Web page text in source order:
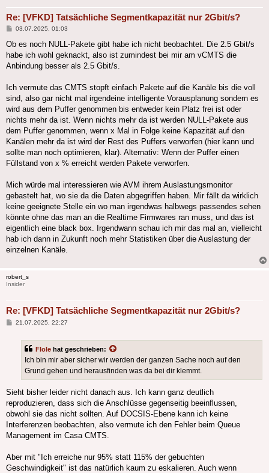
Re: [VFKD] Tatsächliche Segmentkapazität nur 2Gbit/s?
Beitrag
03.07.2025, 01:03
Ob es noch NULL-Pakete gibt habe ich nicht beobachtet. Die 2.5 Gbit/s
habe ich wohl geknackt, also ist zumindest bei mir am vCMTS die
Anbindung besser als 2.5 Gbit/s.
Ich vermute das CMTS stopft einfach Pakete auf die Kanäle bis die voll
sind, also gar nicht mal irgendeine intelligente Vorausplanung sondern es
wird aus dem Puffer genommen bis entweder kein Platz frei ist oder
nichts mehr da ist. Wenn nichts mehr da ist werden NULL-Pakete aus
dem Puffer genommen, wenn x Mal in Folge keine Kapazität auf den
Kanälen mehr da ist wird der Rest des Puffers verworfen (hier kann und
sollte man noch optimieren, klar). Alternativ: Wenn der Puffer einen
Füllstand von x % erreicht werden Pakete verworfen.
Mich würde mal interessieren wie AVM ihrem Auslastungsmonitor
gebastelt hat, wo sie da die Daten abgegriffen haben. Mir fällt da wirklich
keine geeignete Stelle ein wo man irgendwas halbwegs passendes sehen
könnte ohne das man an die Realtime Firmwares ran muss, und das ist
eigentlich eine black box. Irgendwann schau ich mir das mal an, vielleicht
hab ich dann in Zukunft noch mehr Statistiken über die Auslastung der
einzelnen Kanäle.
robert_s
Insider
Re: [VFKD] Tatsächliche Segmentkapazität nur 2Gbit/s?
Beitrag
21.07.2025, 22:27
Flole hat geschrieben:
Ich bin mir aber sicher wir werden der ganzen Sache noch auf den
Grund gehen und herausfinden was da bei dir klemmt.
Sieht bisher leider nicht danach aus. Ich kann ganz deutlich
reproduzieren, dass sich die Anschlüsse gegenseitig beeinflussen,
obwohl sie das nicht sollten. Auf DOCSIS-Ebene kann ich keine
Interferenzen beobachten, also vermute ich den Fehler beim Queue
Management im Casa CMTS.
Aber mit "Ich erreiche nur 95% statt 115% der gebuchten
Geschwindigkeit" ist das natürlich kaum zu eskalieren. Auch wenn